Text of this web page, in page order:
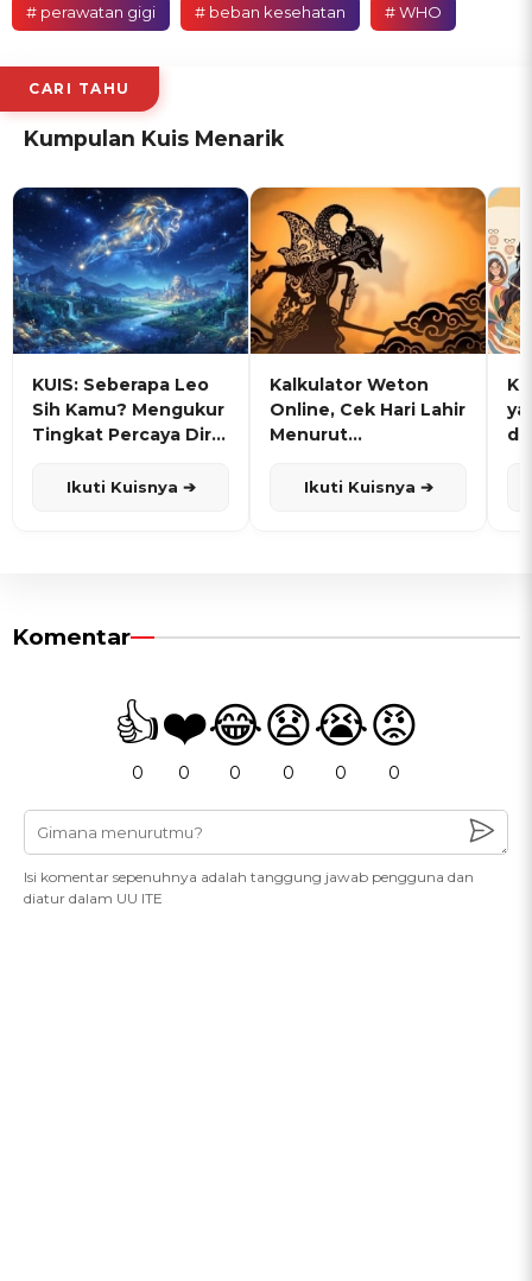
# perawatan gigi # beban kesehatan # WHO
CARI TAHU
Kumpulan Kuis Menarik
KUIS: Seberapa Leo
Sih Kamu? Mengukur
Tingkat Percaya Diri
Ikuti Kuisnya ➔
Kalkulator Weton
Online, Cek Hari Lahir
Menurut
Ikuti Kuisnya ➔
Komentar
👍
0
❤️
0
😂
0
😧
0
😭
0
😡
0
Isi komentar sepenuhnya adalah tanggung jawab pengguna dan
diatur dalam UU ITE